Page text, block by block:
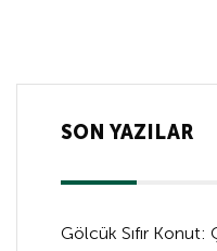
SON YAZILAR
Gölcük Sıfır